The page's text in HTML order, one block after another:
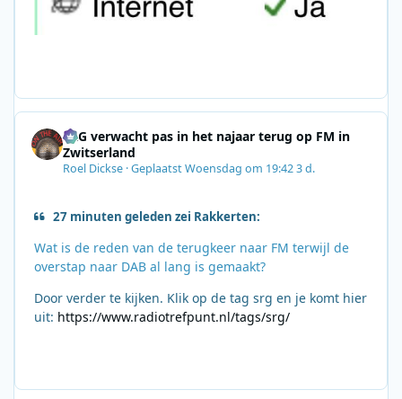
SRG verwacht pas in het najaar terug op FM in
Zwitserland
Roel Dickse ·GeplaatstWoensdag om 19:423 d.
27 minuten geleden zei Rakkerten:
Wat is de reden van de terugkeer naar FM terwijl de
overstap naar DAB al lang is gemaakt?
Door verder te kijken. Klik op de tag srg en je komt hier
uit: https://www.radiotrefpunt.nl/tags/srg/